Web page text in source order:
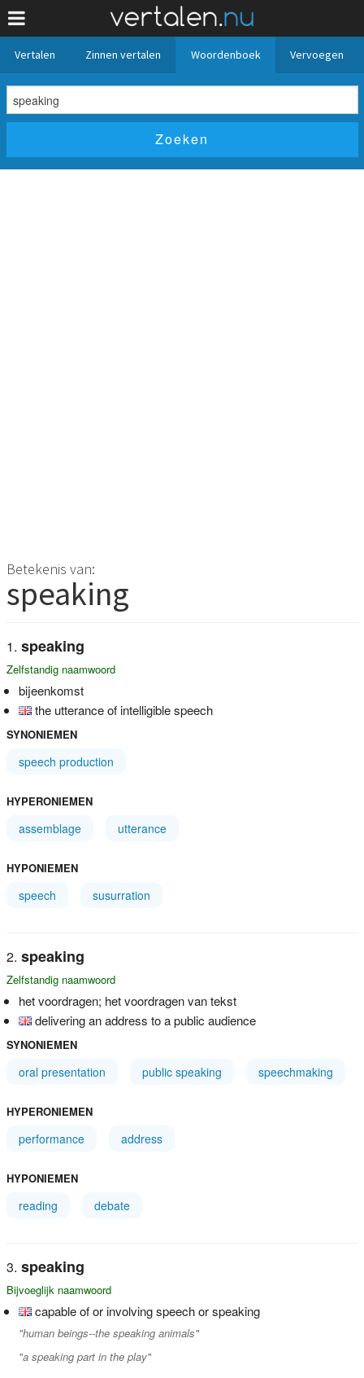
Vertalen Zinnen vertalen Woordenboek Vervoegen
Betekenis van:
speaking
speaking
Zelfstandig naamwoord
bijeenkomst
the utterance of intelligible speech
SYNONIEMEN
speech production
HYPERONIEMEN
assemblage utterance
HYPONIEMEN
speech susurration
speaking
Zelfstandig naamwoord
het voordragen; het voordragen van tekst
delivering an address to a public audience
SYNONIEMEN
oral presentation public speaking speechmaking
HYPERONIEMEN
performance address
HYPONIEMEN
reading debate
speaking
Bijvoeglijk naamwoord
capable of or involving speech or speaking
"human beings--the speaking animals"
"a speaking part in the play"